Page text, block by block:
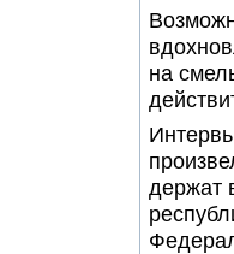
на
держат